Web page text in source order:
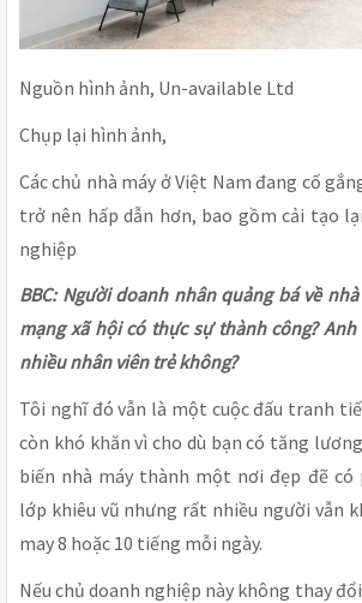
Nguồn hình ảnh, Un-available Ltd
Chụp lại hình ảnh,
Các chủ nhà máy ở Việt Nam đang cố
trở nên hấp dẫn hơn, bao gồm cải tạo
nghiệp
BBC: Người doanh nhân quảng bá về
mạng xã hội có thực sự thành công?
nhiều nhân viên trẻ không?
Tôi nghĩ đó vẫn là một cuộc đấu tranh
còn khó khăn vì cho dù bạn có tăng
biến nhà máy thành một nơi đẹp đẽ có
lớp khiêu vũ nhưng rất nhiều người vẫn
may 8 hoặc 10 tiếng mỗi ngày.
Nếu chủ doanh nghiệp này không thay